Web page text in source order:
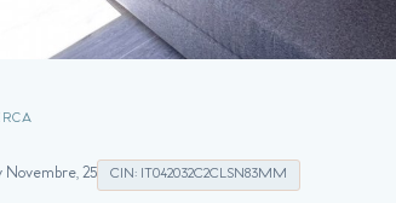
Novembre, 25 CIN: IT042032C2CLSN83MM